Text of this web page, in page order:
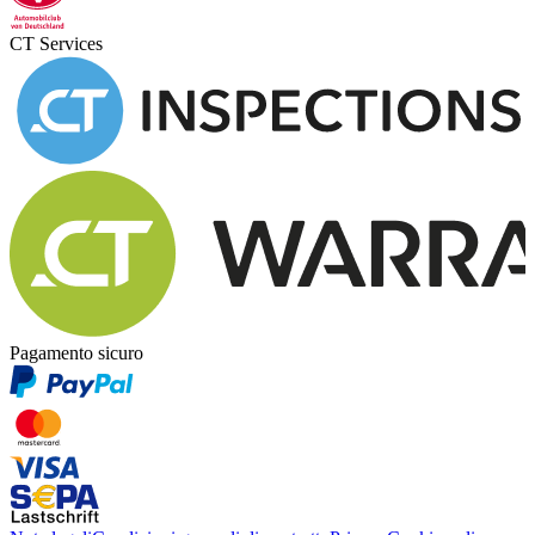
CT Services
Pagamento sicuro